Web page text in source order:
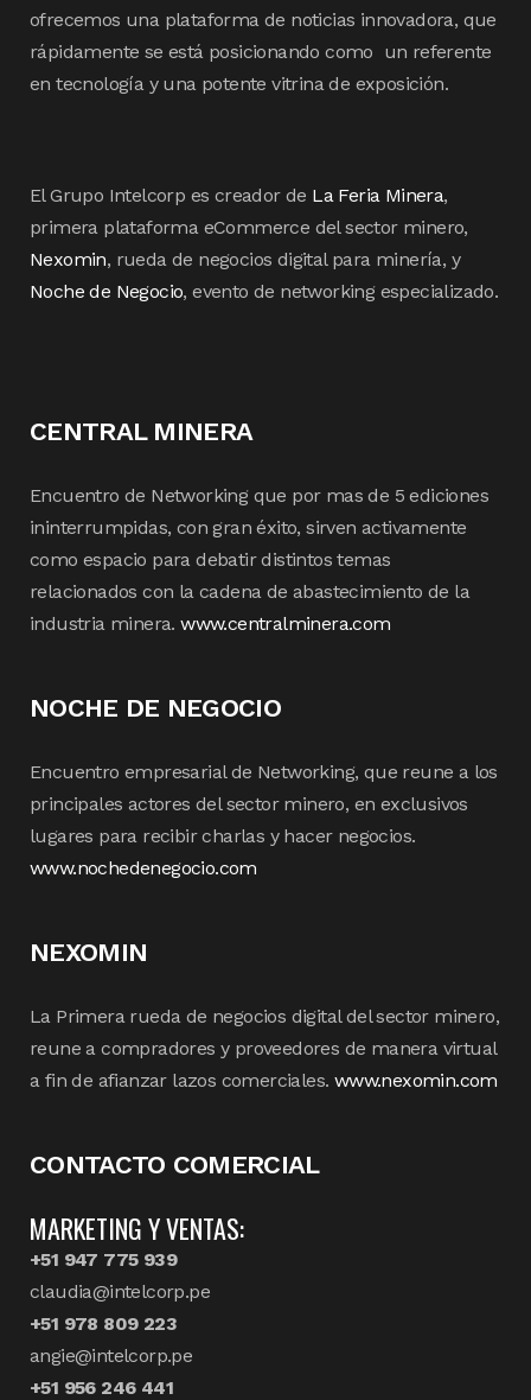
ofrecemos una plataforma de noticias innovadora, que
rápidamente se está posicionando como un referente
en tecnología y una potente vitrina de exposición.
El Grupo Intelcorp es creador de La Feria Minera,
primera plataforma eCommerce del sector minero,
Nexomin, rueda de negocios digital para minería, y
Noche de Negocio, evento de networking especializado.
CENTRAL MINERA
Encuentro de Networking que por mas de 5 ediciones
ininterrumpidas, con gran éxito, sirven activamente
como espacio para debatir distintos temas
relacionados con la cadena de abastecimiento de la
industria minera.www.centralminera.com
NOCHE DE NEGOCIO
Encuentro empresarial de Networking, que reune a los
principales actores del sector minero, en exclusivos
lugares para recibir charlas y hacer negocios.
www.nochedenegocio.com
NEXOMIN
La Primera rueda de negocios digital del sector minero,
reune a compradores y proveedores de manera virtual
a fin de afianzar lazos comerciales. www.nexomin.com
CONTACTO COMERCIAL
MARKETING Y VENTAS:
+51 947 775 939
claudia@intelcorp.pe
+51 978 809 223
angie@intelcorp.pe
+51 956 246 441